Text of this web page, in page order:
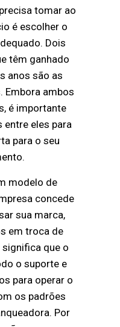
tomar ao
é escolher o
Dois
têm ganhado
anos são as
Embora ambos
é importante
entre eles para
para o seu
modelo de
concede
sua marca,
em troca de
que o
o suporte e
para operar o
os padrões
Por